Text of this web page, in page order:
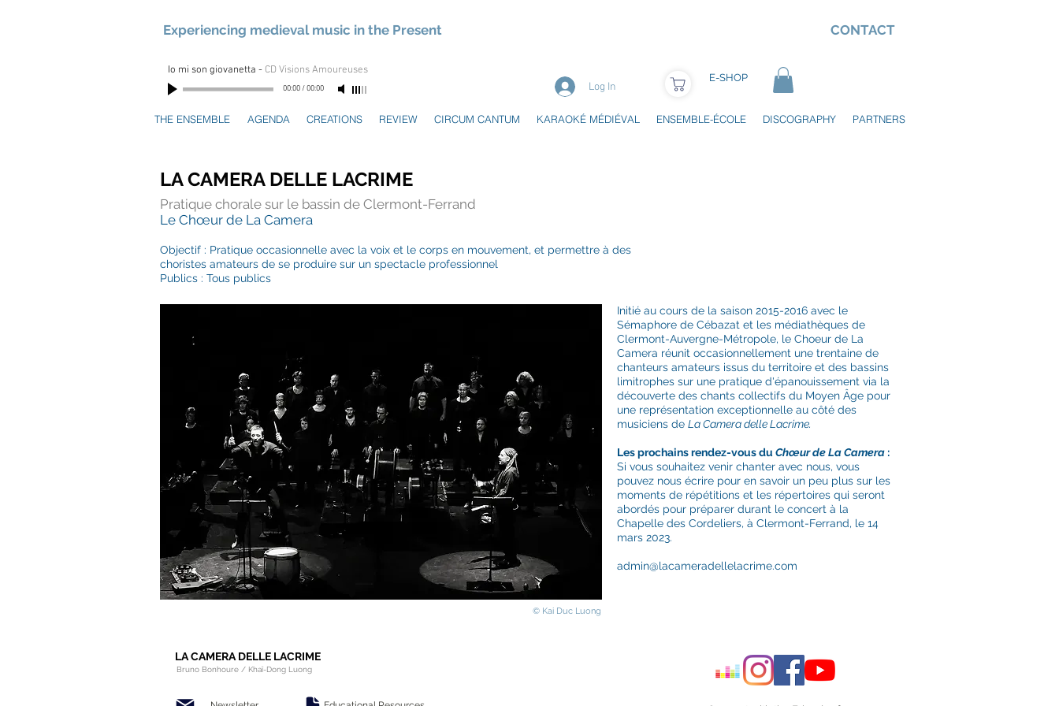
Experiencing medieval music in the Present CONTACT
Io mi son giovanetta - CD Visions Amoureuses
00:00/00:00 Log In
E-SHOP
THE ENSEMBLE AGENDA CREATIONS REVIEW CIRCUM CANTUM KARAOKÉ MÉDIÉVAL ENSEMBLE-ÉCOLE DISCOGRAPHY PARTNERS
LA CAMERA DELLE LACRIME
Pratique chorale sur le bassin de Clermont-Ferrand
Le Chœur de La Camera
Objectif : Pratique occasionnelle avec la voix et le corps en mouvement, et permettre à des
choristes amateurs de se produire sur un spectacle professionnel
Publics : Tous publics
Initié au cours de la saison 2015-2016 avec le
Sémaphore de Cébazat et les médiathèques de
Clermont-Auvergne-Métropole, le Choeur de La
Camera réunit occasionnellement une trentaine de
chanteurs amateurs issus du territoire et des bassins
limitrophes sur une pratique d'épanouissement via la
découverte des chants collectifs du Moyen Âge pour
une représentation exceptionnelle au côté des
musiciens de La Camera delle Lacrime.
Les prochains rendez-vous duChœur de La Camera :
Si vous souhaitez venir chanter avec nous, vous
pouvez nous écrire pour en savoir un peu plus sur les
moments de répétitions et les répertoires qui seront
abordés pour préparer durant le concert à la
Chapelle des Cordeliers, à Clermont-Ferrand, le 14
mars 2023.
admin@lacameradellelacrime.com
© Kai Duc Luong
LA CAMERA DELLE LACRIME
Bruno Bonhoure / Khaï-Dong Luong